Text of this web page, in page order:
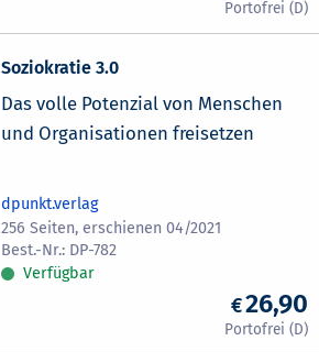
Soziokratie 3.0
Das volle Potenzial von Menschen
und Organisationen freisetzen
dpunkt.verlag
256 Seiten, erschienen 04/2021
DP-782
Verfügbar
26,90